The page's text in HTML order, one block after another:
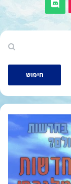
Discord
חיפוש: